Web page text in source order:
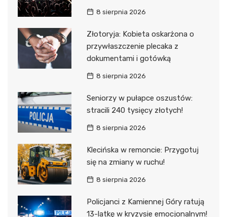
8 sierpnia 2026
Złotoryja: Kobieta oskarżona o
przywłaszczenie plecaka z
dokumentami i gotówką
8 sierpnia 2026
Seniorzy w pułapce oszustów:
stracili 240 tysięcy złotych!
8 sierpnia 2026
Klecińska w remoncie: Przygotuj
się na zmiany w ruchu!
8 sierpnia 2026
Policjanci z Kamiennej Góry ratują
13-latkę w kryzysie emocjonalnym!